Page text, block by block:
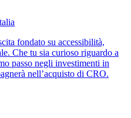
fondato su accessibilità,
Che tu sia curioso riguardo a
passo negli investimenti in
nell’acquisto di CRO.